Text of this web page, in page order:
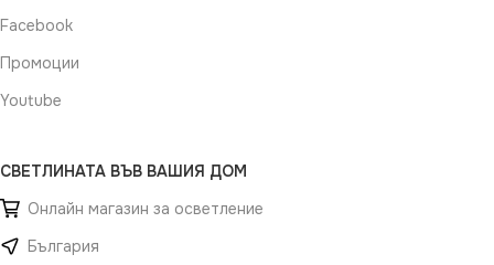
Facebook
Промоции
Youtube
СВЕТЛИНАТА ВЪВ ВАШИЯ ДОМ
Онлайн магазин за осветление
България